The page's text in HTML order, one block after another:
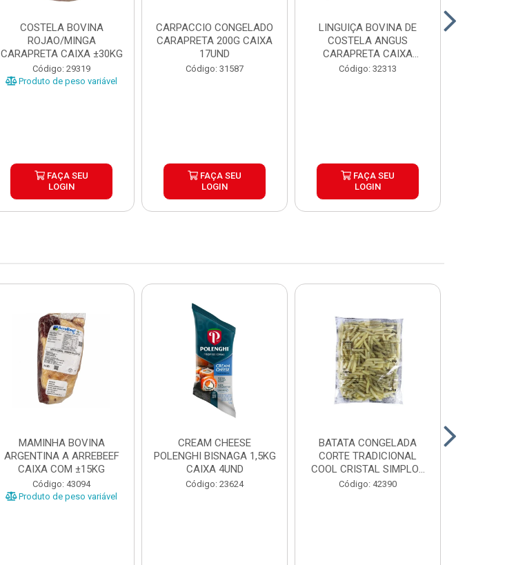
COSTELA BOVINA
ROJAO/MINGA
CARAPRETA CAIXA ±30KG
Código: 29319
Produto de peso variável
FAÇA SEU
LOGIN
CARPACCIO CONGELADO
CARAPRETA 200G CAIXA
17UND
Código: 31587
FAÇA SEU
LOGIN
LINGUIÇA BOVINA DE
COSTELA ANGUS
CARAPRETA CAIXA
24X300G
Código: 32313
FAÇA SEU
LOGIN
MAMINHA BOVINA
ARGENTINA A ARREBEEF
CAIXA COM ±15KG
Código: 43094
Produto de peso variável
CREAM CHEESE
POLENGHI BISNAGA 1,5KG
CAIXA 4UND
Código: 23624
BATATA CONGELADA
CORTE TRADICIONAL
COOL CRISTAL SIMPLOT
CAIX...
Código: 42390